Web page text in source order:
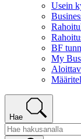
Usein
BF
My
Hae